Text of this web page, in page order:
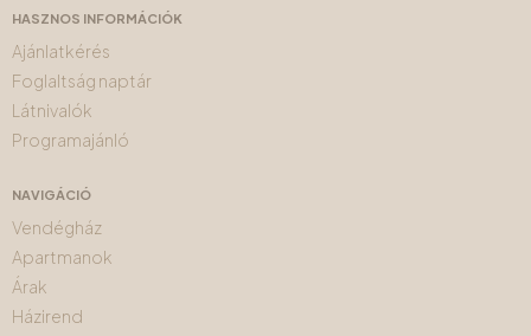
HASZNOS INFORMÁCIÓK
Ajánlatkérés
Foglaltság naptár
Látnivalók
Programajánló
NAVIGÁCIÓ
Vendégház
Apartmanok
Árak
Házirend